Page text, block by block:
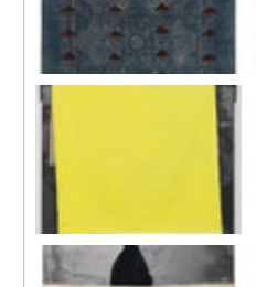
《無題》
2011
鐵片、鐵秤 碗及茶葉
《無題 (032)》
2008
鐵片、鐵管、畫布 及 黃色瓷